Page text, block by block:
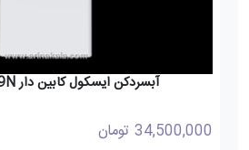
آبسردکن ایسکول کابین دار TM-CW409N
34,500,000 تومان